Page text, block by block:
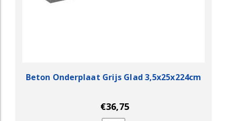
Beton Onderplaat Grijs Glad 3,5x25x224cm
€36,75